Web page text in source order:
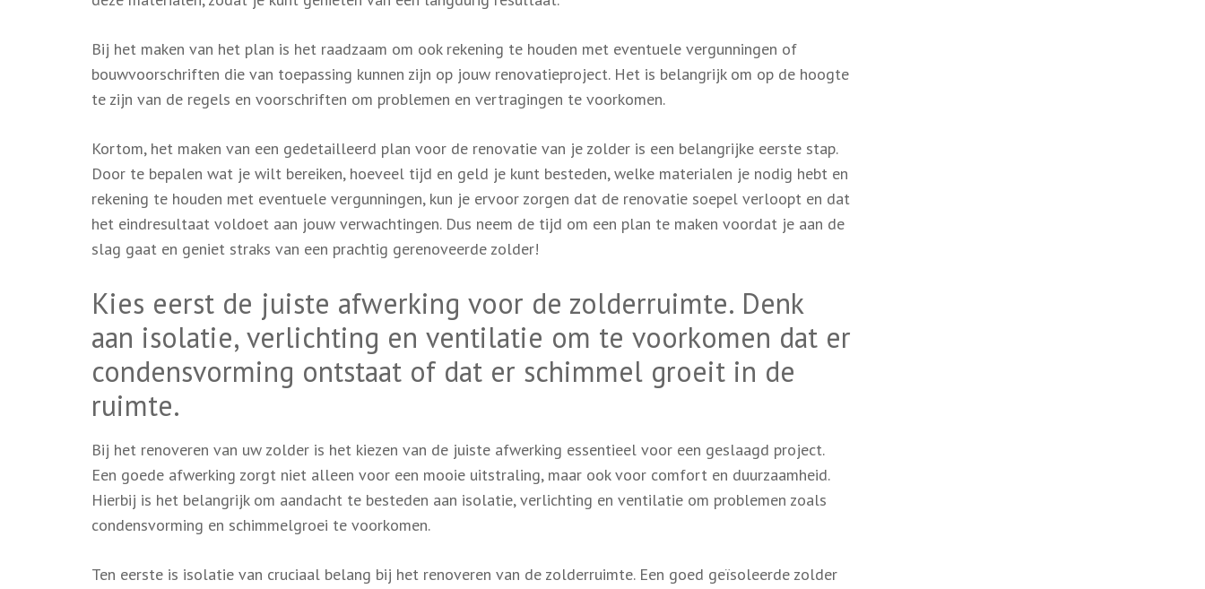
Bij het maken van het plan is het raadzaam om ook rekening te houden met eventuele vergunningen of
bouwvoorschriften die van toepassing kunnen zijn op jouw renovatieproject. Het is belangrijk om op de hoogte
te zijn van de regels en voorschriften om problemen en vertragingen te voorkomen.
Kortom, het maken van een gedetailleerd plan voor de renovatie van je zolder is een belangrijke eerste stap.
Door te bepalen wat je wilt bereiken, hoeveel tijd en geld je kunt besteden, welke materialen je nodig hebt en
rekening te houden met eventuele vergunningen, kun je ervoor zorgen dat de renovatie soepel verloopt en dat
het eindresultaat voldoet aan jouw verwachtingen. Dus neem de tijd om een plan te maken voordat je aan de
slag gaat en geniet straks van een prachtig gerenoveerde zolder!
Kies eerst de juiste afwerking voor de zolderruimte. Denk
aan isolatie, verlichting en ventilatie om te voorkomen dat er
condensvorming ontstaat of dat er schimmel groeit in de
ruimte.
Bij het renoveren van uw zolder is het kiezen van de juiste afwerking essentieel voor een geslaagd project.
Een goede afwerking zorgt niet alleen voor een mooie uitstraling, maar ook voor comfort en duurzaamheid.
Hierbij is het belangrijk om aandacht te besteden aan isolatie, verlichting en ventilatie om problemen zoals
condensvorming en schimmelgroei te voorkomen.
Ten eerste is isolatie van cruciaal belang bij het renoveren van de zolderruimte. Een goed geïsoleerde zolder